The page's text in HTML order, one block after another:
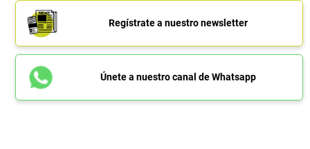
Regístrate a nuestro newsletter
Únete a nuestro canal de Whatsapp